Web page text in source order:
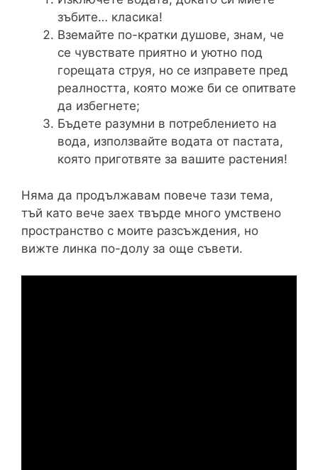
зъбите… класика!
Вземайте по-кратки душове, знам, че
се чувствате приятно и уютно под
горещата струя, но се изправете пред
реалността, която може би се опитвате
да избегнете;
Бъдете разумни в потреблението на
вода, използвайте водата от пастата,
която приготвяте за вашите растения!
Няма да продължавам повече тази тема,
тъй като вече заех твърде много умствено
пространство с моите разсъждения, но
вижте линка по-долу за още съвети.